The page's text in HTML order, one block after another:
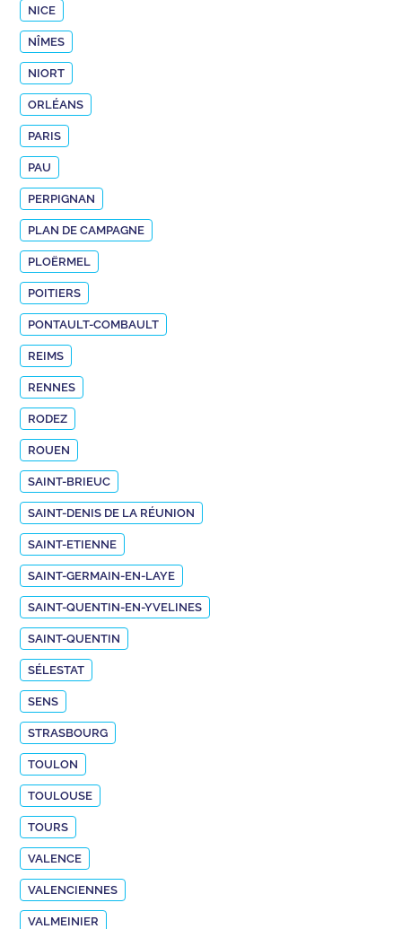
NICE
NÎMES
NIORT
ORLÉANS
PARIS
PAU
PERPIGNAN
PLAN DE CAMPAGNE
PLOËRMEL
POITIERS
PONTAULT-COMBAULT
REIMS
RENNES
RODEZ
ROUEN
SAINT-BRIEUC
SAINT-DENIS DE LA RÉUNION
SAINT-ETIENNE
SAINT-GERMAIN-EN-LAYE
SAINT-QUENTIN-EN-YVELINES
SAINT-QUENTIN
SÉLESTAT
SENS
STRASBOURG
TOULON
TOULOUSE
TOURS
VALENCE
VALENCIENNES
VALMEINIER